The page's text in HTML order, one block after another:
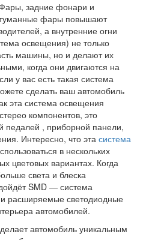
задние фонари и
фары повышают
а внутренние огни
освещения) не только
машины, но и делают их
когда они двигаются на
у вас есть такая система
сделать ваш автомобиль
эта система освещения
компонентов, это
педалей , приборной панели,
Интересно, что эта система
в нескольких
цветовых вариантах. Когда
света и блеска
SMD — система
расширяемые светодиодные
автомобилей.
автомобиль уникальным